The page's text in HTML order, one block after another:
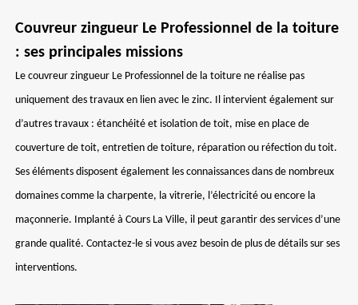
Couvreur zingueur Le Professionnel de la toiture
: ses principales missions
Le couvreur zingueur Le Professionnel de la toiture ne réalise pas
uniquement des travaux en lien avec le zinc. Il intervient également sur
d’autres travaux : étanchéité et isolation de toit, mise en place de
couverture de toit, entretien de toiture, réparation ou réfection du toit.
Ses éléments disposent également les connaissances dans de nombreux
domaines comme la charpente, la vitrerie, l’électricité ou encore la
maçonnerie. Implanté à Cours La Ville, il peut garantir des services d’une
grande qualité. Contactez-le si vous avez besoin de plus de détails sur ses
interventions.